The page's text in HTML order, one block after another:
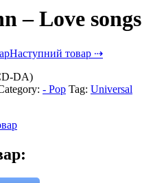
– Love songs
Наступний товар ⇢
DA)
- Pop Tag: Universal